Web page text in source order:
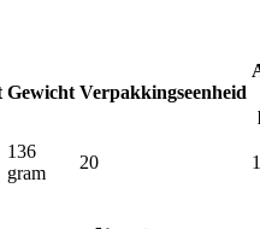
Gewicht Verpakkingseenheid
136
gram
20